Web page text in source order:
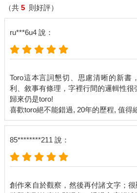
做了什麼？都在這本書裡。
***
一直相信轉念可以改變人生，我甚至用
不太接觸網路世界的我，2022年6月，轉
我不太用的網路上。
一開始四萬人看，後來四十萬人看到，
了。
但那些人沒有直接影響我的生命，四億人
原來，這顆星球上，有四個人看了。
那四個人，是我人生進入社會的起點，
而他們看到了。
突然被時光追趕，倒數時間到了，好像就
這可能是我的前半生自傳，就只是娛樂
這麼剛好，我是個念舊的人。
（共 5 則好評）
ru***6u4 說：
Toro這本言詞懇切、思慮清晰的新書
利、敘事有條理，字裡行間的邏輯性很
歸來仍是toro!
85********211 說：
創作來自於觀察，然後再付諸文字；